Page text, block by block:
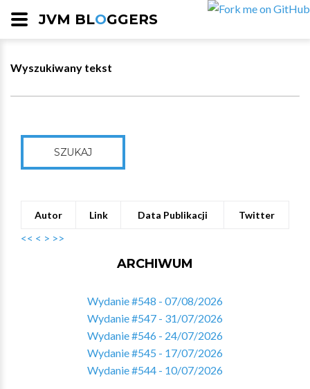
JVM BLOGGERS
Wyszukiwany tekst
SZUKAJ
Autor Link Data Publikacji Twitter
<< < > >>
ARCHIWUM
Wydanie #548 - 07/08/2026
Wydanie #547 - 31/07/2026
Wydanie #546 - 24/07/2026
Wydanie #545 - 17/07/2026
Wydanie #544 - 10/07/2026